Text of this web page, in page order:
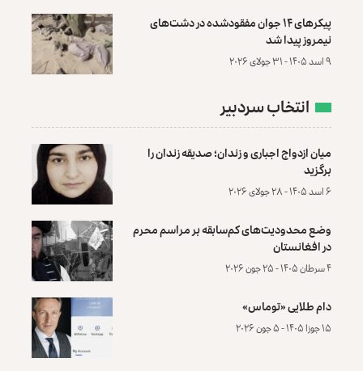
پیکرهای ۱۴ جوان مفقودشده در دشت‌های
نیمروز پیدا شد
۹ اسد ۱۴۰۵ - ۳۱ جولای ۲۰۲۶
انتخاب سردبیر
میان ازدواج اجباری و زندان؛ صدیقه زندان را
برگزید
۶ اسد ۱۴۰۵ - ۲۸ جولای ۲۰۲۶
وضع محدودیت‌های کم‌سابقه بر مراسم محرم
در افغانستان
۴ سرطان ۱۴۰۵ - ۲۵ جون ۲۰۲۶
دام طلایی «توماس»
۱۵ جوزا ۱۴۰۵ - ۵ جون ۲۰۲۶